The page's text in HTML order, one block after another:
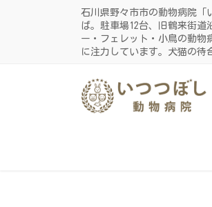
石川県野々市市の動物病院「
ば。駐車場12台、旧鶴来街道
ー・フェレット・小鳥の動
に注力しています。犬猫の待